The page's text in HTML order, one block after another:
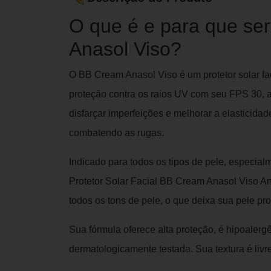
O que é e para que
Anasol Viso?
O BB Cream Anasol Viso é um protetor solar
proteção contra os raios UV com seu FPS 30,
disfarçar imperfeições e melhorar a
combatendo as rugas.
Indicado para todos os tipos de pele,
Protetor Solar Facial BB Cream Anasol Viso
todos os tons de pele, o que deixa sua pele
Sua fórmula oferece alta proteção, é
dermatologicamente testada. Sua textura é